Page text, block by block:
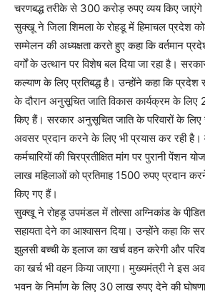
चरणबद्ध तरीके से 300 करोड़ रुपए व्यय किए
सुक्खू ने जिला शिमला के रोहडू में हिमाचल प्रदेश
सम्मेलन की अध्यक्षता करते हुए कहा कि वर्तमान
वर्गों के उत्थान पर विशेष बल दिया जा रहा है।
कल्याण के लिए प्रतिबद्ध है। उन्होंने कहा कि प्रदेश
के दौरान अनुसूचित जाति विकास कार्यक्रम के
किए हैं। सरकार अनुसूचित जाति के परिवारों के लिए
अवसर प्रदान करने के लिए भी प्रयास कर रही है।
कर्मचारियों की चिरप्रतीक्षित मांग पर पुरानी पेंशन
लाख महिलाओं को प्रतिमाह 1500 रुपए प्रदान
किए गए हैं।
सुक्खू ने रोहड़ू उपमंडल में तोत्सा अग्निकांड के
सहायता देने का आश्वासन दिया। उन्होंने कहा कि
झुलसी बच्ची के इलाज का खर्च वहन करेगी और
का खर्च भी वहन किया जाएगा। मुख्यमंत्री ने इस
भवन के निर्माण के लिए 30 लाख रुपए देने की